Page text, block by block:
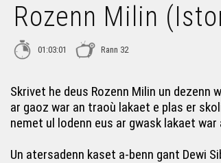
Rozenn Milin
01:03:01 Rann 32
Skrivet he deus Rozenn Milin un
ar gaoz war an traoù lakaet e plas er
nemet ul lodenn eus ar gwask lakaet
Un atersadenn kaset a-benn gant Dewi